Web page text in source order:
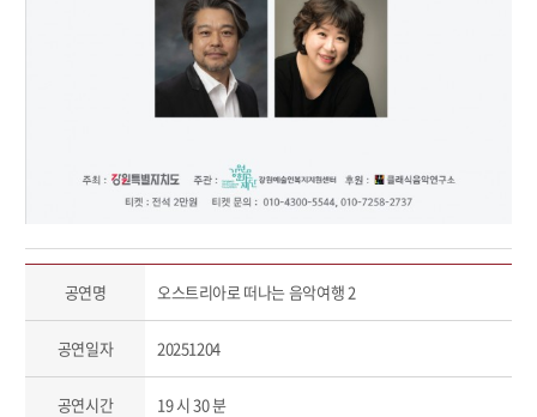
공연명 오스트리아로 떠나는 음악여행 2
공연일자 20251204
공연시간 19 시 30 분